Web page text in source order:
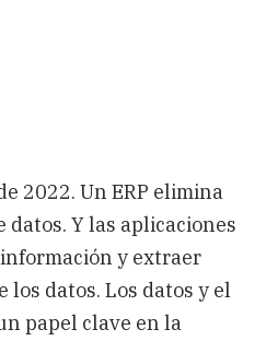
2022. Un ERP elimina
Y las aplicaciones
y extraer
los datos. Los datos y el
papel clave en la